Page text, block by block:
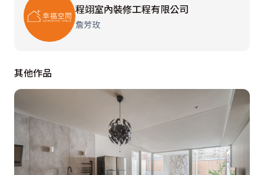
  餐廳主牆透過明鏡、烤漆玻璃作為框架設計，成為延續
視角的元素；一旁吧台的設計是為了孩子們所規劃的，與
放大了空間的使用坪效。燈具的安排上也將主從的關係作
對調，給予餐廳及吧臺區域不同的想像。運用紫色漆料、
水晶燈飾、石材的配置，框塑出餐敘區域低調而奢華的空
間意象，與書房間利用水波紋玻璃及鋁框金屬材質，維繫
二者區域之間的延續及通透感。公共區域的紫色基調延續
至此，廚房空間以黑、白、紫紅作為彩度元素，給予業主
程翊室內裝修工程有限公司
詹芳玫
其他作品